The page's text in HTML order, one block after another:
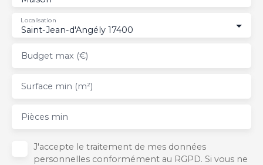
Saint-Jean-d'Angély 17400
Localisation
Budget max (€)
Surface min (m²)
Pièces min
J'accepte le traitement de mes données
personnelles conformément au RGPD. Si vous ne